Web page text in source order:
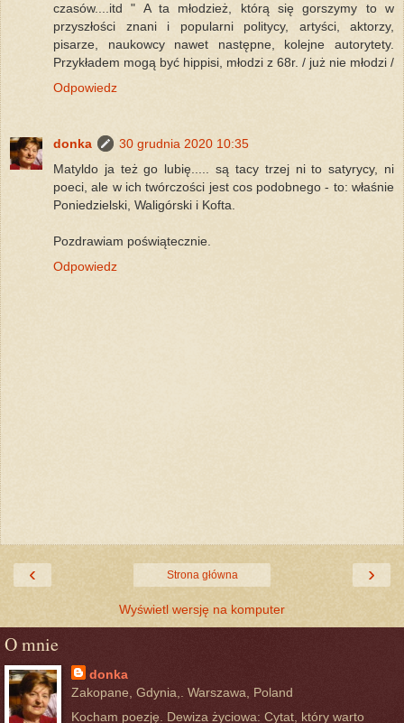
czasów....itd " A ta młodzież, którą się gorszymy to w
przyszłości znani i popularni politycy, artyści, aktorzy,
pisarze, naukowcy nawet następne, kolejne autorytety.
Przykładem mogą być hippisi, młodzi z 68r. / już nie młodzi /
Odpowiedz
donka
30 grudnia 2020 10:35
Matyldo ja też go lubię..... są tacy trzej ni to satyrycy, ni
poeci, ale w ich twórczości jest cos podobnego - to: właśnie
Poniedzielski, Waligórski i Kofta.
Pozdrawiam poświątecznie.
Odpowiedz
‹ ›
Strona główna
Wyświetl wersję na komputer
O mnie
donka
Zakopane, Gdynia,. Warszawa, Poland
Kocham poezję. Dewiza życiowa: Cytat, który warto